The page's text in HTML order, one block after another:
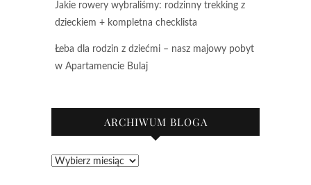
Jakie rowery wybraliśmy: rodzinny trekking z
dzieckiem + kompletna checklista
Łeba dla rodzin z dziećmi – nasz majowy pobyt
w Apartamencie Bulaj
ARCHIWUM BLOGA
Archiwum